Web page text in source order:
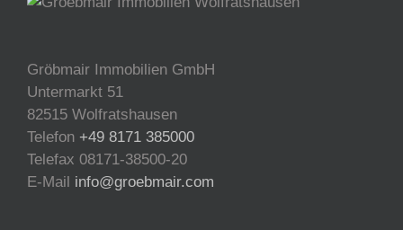
Gröbmair Immobilien GmbH
Untermarkt 51
82515 Wolfratshausen
Telefon +49 8171 385000
Telefax 08171-38500-20
E-Mail info@groebmair.com